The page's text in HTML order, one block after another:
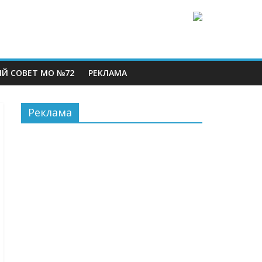
СОВЕТ МО №72 РЕКЛАМА
Реклама